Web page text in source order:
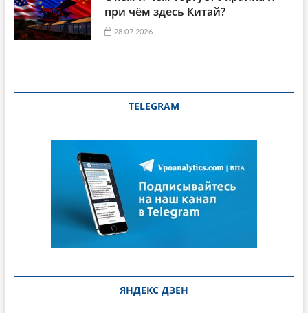
при чём здесь Китай?
28.07.2026
TELEGRAM
ЯНДЕКС ДЗЕН